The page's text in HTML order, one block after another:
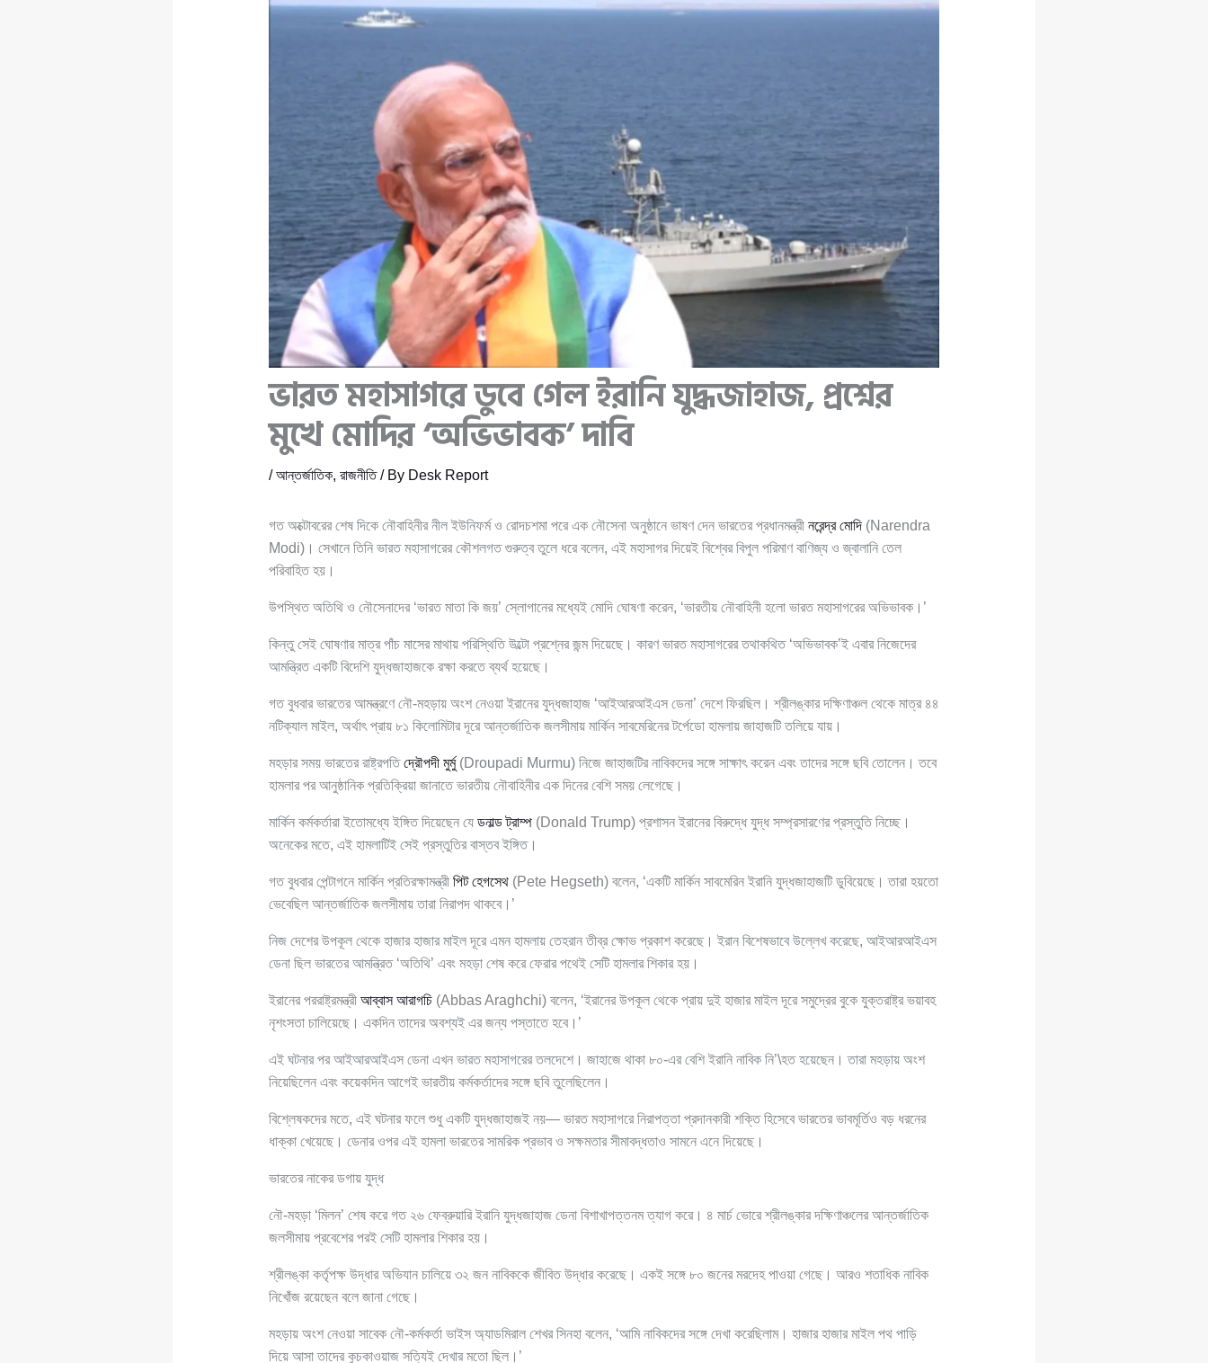
ভারত মহাসাগরে ডুবে গেল ইরানি যুদ্ধজাহাজ, প্রশ্নের
মুখে মোদির ‘অভিভাবক’ দাবি
/আন্তর্জাতিক, রাজনীতি/ By Desk Report
গত অক্টোবরের শেষ দিকে নৌবাহিনীর নীল ইউনিফর্ম ও রোদচশমা পরে এক নৌসেনা অনুষ্ঠানে ভাষণ দেন ভারতের প্রধানমন্ত্রী নরেন্দ্র মোদি(Narendra
Modi)। সেখানে তিনি ভারত মহাসাগরের কৌশলগত গুরুত্ব তুলে ধরে বলেন, এই মহাসাগর দিয়েই বিশ্বের বিপুল পরিমাণ বাণিজ্য ও জ্বালানি তেল
পরিবাহিত হয়।
উপস্থিত অতিথি ও নৌসেনাদের ‘ভারত মাতা কি জয়’ স্লোগানের মধ্যেই মোদি ঘোষণা করেন, ‘ভারতীয় নৌবাহিনী হলো ভারত মহাসাগরের অভিভাবক।’
কিন্তু সেই ঘোষণার মাত্র পাঁচ মাসের মাথায় পরিস্থিতি উল্টো প্রশ্নের জন্ম দিয়েছে। কারণ ভারত মহাসাগরের তথাকথিত ‘অভিভাবক’ই এবার নিজেদের
আমন্ত্রিত একটি বিদেশি যুদ্ধজাহাজকে রক্ষা করতে ব্যর্থ হয়েছে।
গত বুধবার ভারতের আমন্ত্রণে নৌ-মহড়ায় অংশ নেওয়া ইরানের যুদ্ধজাহাজ ‘আইআরআইএস ডেনা’ দেশে ফিরছিল। শ্রীলঙ্কার দক্ষিণাঞ্চল থেকে মাত্র ৪৪
নটিক্যাল মাইল, অর্থাৎ প্রায় ৮১ কিলোমিটার দূরে আন্তর্জাতিক জলসীমায় মার্কিন সাবমেরিনের টর্পেডো হামলায় জাহাজটি তলিয়ে যায়।
মহড়ার সময় ভারতের রাষ্ট্রপতিদ্রৌপদী মুর্মু(Droupadi Murmu) নিজে জাহাজটির নাবিকদের সঙ্গে সাক্ষাৎ করেন এবং তাদের সঙ্গে ছবি তোলেন। তবে
হামলার পর আনুষ্ঠানিক প্রতিক্রিয়া জানাতে ভারতীয় নৌবাহিনীর এক দিনের বেশি সময় লেগেছে।
মার্কিন কর্মকর্তারা ইতোমধ্যে ইঙ্গিত দিয়েছেন যে ডনাল্ড ট্রাম্প(Donald Trump) প্রশাসন ইরানের বিরুদ্ধে যুদ্ধ সম্প্রসারণের প্রস্তুতি নিচ্ছে।
অনেকের মতে, এই হামলাটিই সেই প্রস্তুতির বাস্তব ইঙ্গিত।
গত বুধবার পেন্টাগনে মার্কিন প্রতিরক্ষামন্ত্রী পিট হেগসেথ(Pete Hegseth) বলেন, ‘একটি মার্কিন সাবমেরিন ইরানি যুদ্ধজাহাজটি ডুবিয়েছে। তারা হয়তো
ভেবেছিল আন্তর্জাতিক জলসীমায় তারা নিরাপদ থাকবে।’
নিজ দেশের উপকূল থেকে হাজার হাজার মাইল দূরে এমন হামলায় তেহরান তীব্র ক্ষোভ প্রকাশ করেছে। ইরান বিশেষভাবে উল্লেখ করেছে, আইআরআইএস
ডেনা ছিল ভারতের আমন্ত্রিত ‘অতিথি’ এবং মহড়া শেষ করে ফেরার পথেই সেটি হামলার শিকার হয়।
ইরানের পররাষ্ট্রমন্ত্রী আব্বাস আরাগচি(Abbas Araghchi) বলেন, ‘ইরানের উপকূল থেকে প্রায় দুই হাজার মাইল দূরে সমুদ্রের বুকে যুক্তরাষ্ট্র ভয়াবহ
নৃশংসতা চালিয়েছে। একদিন তাদের অবশ্যই এর জন্য পস্তাতে হবে।’
এই ঘটনার পর আইআরআইএস ডেনা এখন ভারত মহাসাগরের তলদেশে। জাহাজে থাকা ৮০-এর বেশি ইরানি নাবিক নি’\হত হয়েছেন। তারা মহড়ায় অংশ
নিয়েছিলেন এবং কয়েকদিন আগেই ভারতীয় কর্মকর্তাদের সঙ্গে ছবি তুলেছিলেন।
বিশ্লেষকদের মতে, এই ঘটনার ফলে শুধু একটি যুদ্ধজাহাজই নয়— ভারত মহাসাগরে নিরাপত্তা প্রদানকারী শক্তি হিসেবে ভারতের ভাবমূর্তিও বড় ধরনের
ধাক্কা খেয়েছে। ডেনার ওপর এই হামলা ভারতের সামরিক প্রভাব ও সক্ষমতার সীমাবদ্ধতাও সামনে এনে দিয়েছে।
ভারতের নাকের ডগায় যুদ্ধ
নৌ-মহড়া ‘মিলন’ শেষ করে গত ২৬ ফেব্রুয়ারি ইরানি যুদ্ধজাহাজ ডেনা বিশাখাপত্তনম ত্যাগ করে। ৪ মার্চ ভোরে শ্রীলঙ্কার দক্ষিণাঞ্চলের আন্তর্জাতিক
জলসীমায় প্রবেশের পরই সেটি হামলার শিকার হয়।
শ্রীলঙ্কা কর্তৃপক্ষ উদ্ধার অভিযান চালিয়ে ৩২ জন নাবিককে জীবিত উদ্ধার করেছে। একই সঙ্গে ৮০ জনের মরদেহ পাওয়া গেছে। আরও শতাধিক নাবিক
নিখোঁজ রয়েছেন বলে জানা গেছে।
মহড়ায় অংশ নেওয়া সাবেক নৌ-কর্মকর্তা ভাইস অ্যাডমিরাল শেখর সিনহা বলেন, ‘আমি নাবিকদের সঙ্গে দেখা করেছিলাম। হাজার হাজার মাইল পথ পাড়ি
দিয়ে আসা তাদের কুচকাওয়াজ সত্যিই দেখার মতো ছিল।’